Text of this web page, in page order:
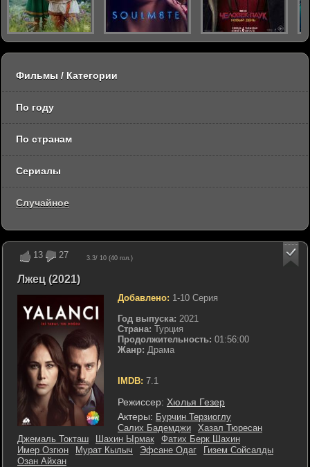
13 27 3.3/ 10 (40 гол.)
Лжец (2021)
Добавлено: 1-10 Серия
Год выпуска: 2021
Страна: Турция
Продолжительность: 01:56:00
Жанр: Драма
IMDB: 7.1
Режиссер: Хюлья Гезер
Актеры: Бурчин Терзиоглу
Салих Бадемджи
Хазал Тюресан
Джемаль Токташ
Шахин Ырмак
Фатих Берк Шахин
Имер Озгюн
Мурат Кылыч Эфсане Одаг
Гизем Сойсалды
Озан Айхан
Фильмы / Категории
По году
По странам
Сериалы
Случайное